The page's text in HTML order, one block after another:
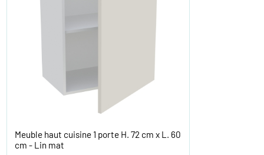
Meuble haut cuisine 1 porte H. 72 cm x L. 60
cm - Lin mat